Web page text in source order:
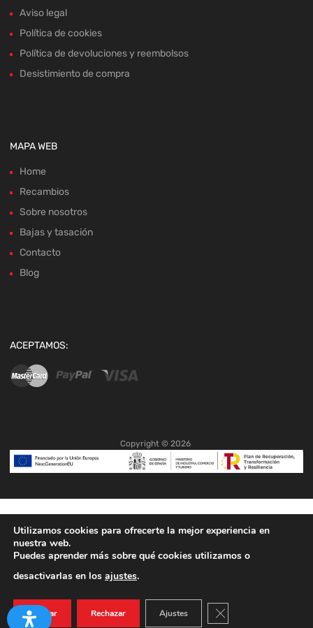
Aviso legal
Política de cookies
Política de devoluciones y reembolsos
Desistimiento de compra
MAPA WEB
Home
Recambios
Sobre nosotros
Bajas y tasación
Contacto
Blog
ACEPTAMOS:
Copyright © 2026
Utilizamos cookies para ofrecerte la mejor experiencia en
nuestra web.
Puedes aprender más sobre qué cookies utilizamos o
desactivarlas en los ajustes.
Aceptar Rechazar Ajustes Cerrar el banner de